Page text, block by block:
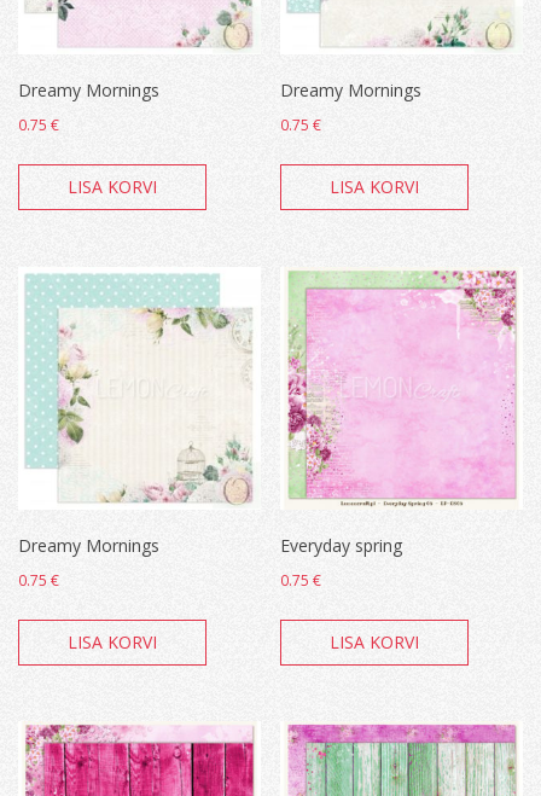
Dreamy Mornings
0.75 €
LISA KORVI
Dreamy Mornings
0.75€
LISA KORVI
Dreamy Mornings
0.75 €
LISA KORVI
Everyday spring
0.75€
LISA KORVI